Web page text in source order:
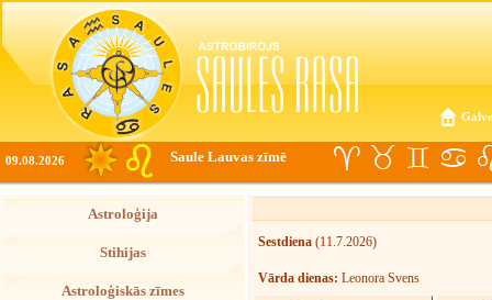
09.08.2026 Saule Lauvas zīmē
Astroloģija
Stihijas
Astroloģiskās zīmes
Sestdiena (11.7.2026)
Vārda dienas: Leonora Svens